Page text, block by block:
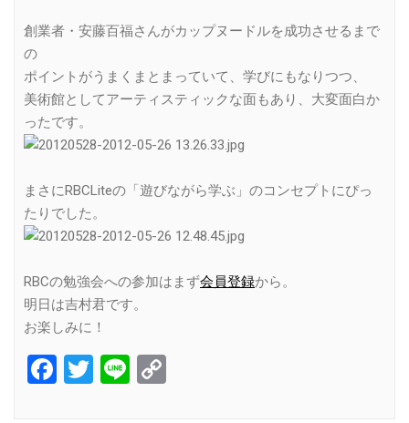
創業者・安藤百福さんがカップヌードルを成功させるまで
の
ポイントがうまくまとまっていて、学びにもなりつつ、
美術館としてアーティスティックな面もあり、大変面白か
ったです。
まさにRBCLiteの「遊びながら学ぶ」のコンセプトにぴっ
たりでした。
RBCの勉強会への参加はまず会員登録から。
明日は吉村君です。
お楽しみに！
Facebook
Twitter
Line